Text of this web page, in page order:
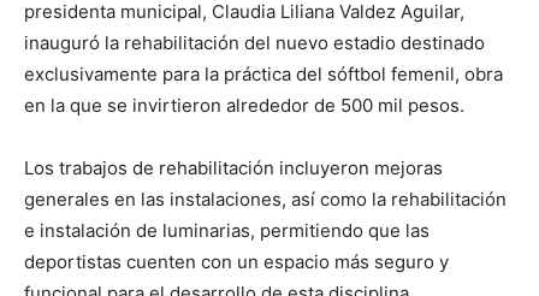
presidenta municipal, Claudia Liliana Valdez Aguilar,
inauguró la rehabilitación del nuevo estadio destinado
exclusivamente para la práctica del sóftbol femenil, obra
en la que se invirtieron alrededor de 500 mil pesos.
Los trabajos de rehabilitación incluyeron mejoras
generales en las instalaciones, así como la rehabilitación
e instalación de luminarias, permitiendo que las
deportistas cuenten con un espacio más seguro y